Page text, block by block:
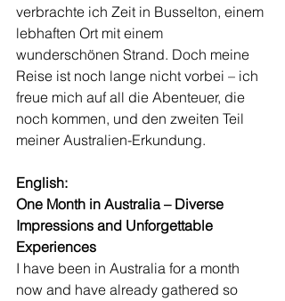
verbrachte ich Zeit in Busselton, einem
lebhaften Ort mit einem
wunderschönen Strand. Doch meine
Reise ist noch lange nicht vorbei – ich
freue mich auf all die Abenteuer, die
noch kommen, und den zweiten Teil
meiner Australien-Erkundung.
English:
One Month in Australia – Diverse
Impressions and Unforgettable
Experiences
I have been in Australia for a month
now and have already gathered so